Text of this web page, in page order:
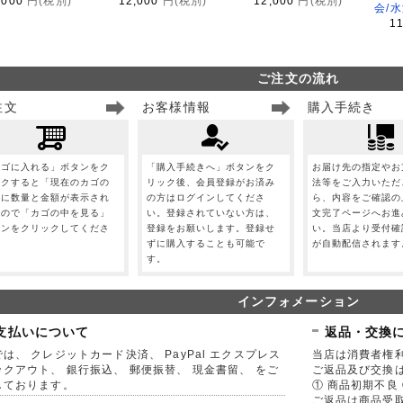
会/
ご注文の流れ
文
に入れる」ボタンをク
すると「現在のカゴの
数量と金額が表示され
で「カゴの中を見る」
をクリックしてくださ
お客様情報
「購入手続きへ」ボタンをク
リック後、会員登録がお済み
の方はログインしてくださ
い。登録されていない方は、
登録をお願いします。登録せ
ずに購入することも可能で
す。
購入手続き
お届け先の指定や
法等をご入力いた
ら、内容をご確認
文完了ページへお
い。当店より受付
が自動配信されます
インフォメーション
払いについて
は、 クレジットカード決済、 PayPal エクスプレス
クアウト、 銀行振込、 郵便振替、 現金書留、 をご
おります。
返品・交換
当店は消費者権
ご返品及び交換
① 商品初期不
ご返品は商品受